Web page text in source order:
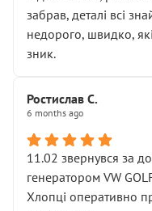
забрав, деталі всі
недорого, швидко,
зник.
Ростислав С.
6 months ago
11.02 звернувся за
генератором VW
Хлопці оперативно